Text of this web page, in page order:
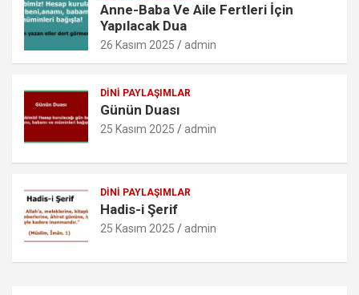
Anne-Baba Ve Aile Fertleri İçin
Yapılacak Dua
26 Kasım 2025 admin
DINI PAYLAŞIMLAR
Günün Duası
25 Kasım 2025 admin
DINI PAYLAŞIMLAR
Hadis-i Şerif
25 Kasım 2025 admin